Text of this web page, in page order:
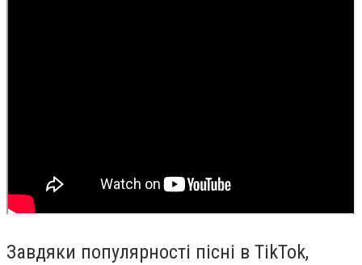
Завдяки популярності пісні в TikTok,